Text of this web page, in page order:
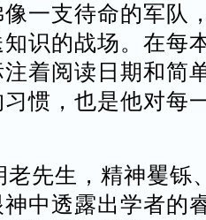
一支待命的军队
识的战场。在每
着阅读日期和简
惯，也是他对每
先生，精神矍铄
中透露出学者的